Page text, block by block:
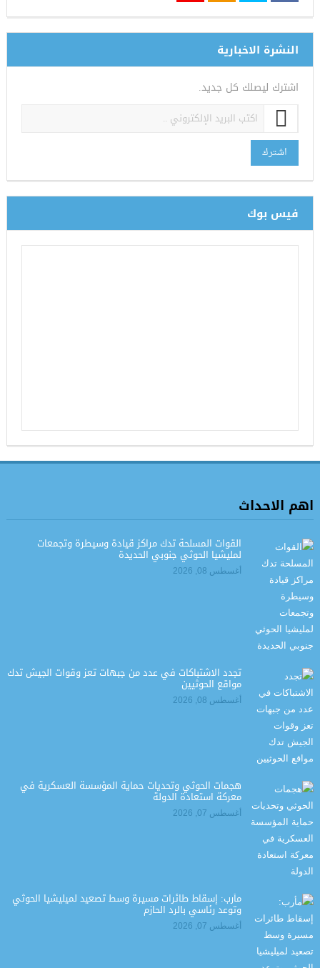
النشرة الاخبارية
اشترك ليصلك كل جديد.
اشترك
فيس بوك
اهم الاحداث
القوات المسلحة تدك مراكز قيادة وسيطرة وتجمعات
لمليشيا الحوثي جنوبي الحديدة
أغسطس 08, 2026
تجدد الاشتباكات في عدد من جبهات تعز وقوات الجيش تدك
مواقع الحوثيين
أغسطس 08, 2026
هجمات الحوثي وتحديات حماية المؤسسة العسكرية في
معركة استعادة الدولة
أغسطس 07, 2026
مأرب: إسقاط طائرات مسيرة وسط تصعيد لميليشيا الحوثي
وتوعد رئاسي بالرد الحازم
أغسطس 07, 2026